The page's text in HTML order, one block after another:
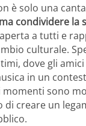
è solo una
condividere la
a tutti e
culturale.
dove gli
in un
momenti sono
di creare un